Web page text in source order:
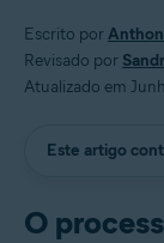
Escrito por
Revisado por
Atualizado em
Este artigo
O